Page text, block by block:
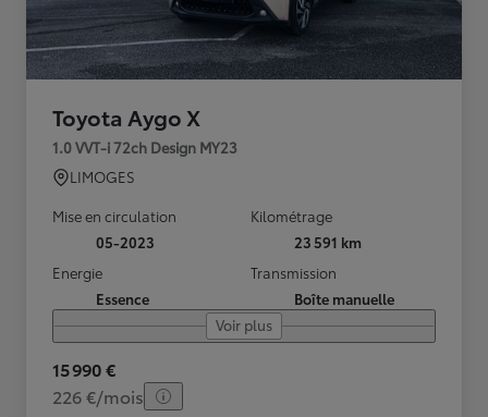
Toyota Aygo X
1.0 VVT-i 72ch Design MY23
LIMOGES
Mise en circulation
05-2023
Kilométrage
23 591 km
Energie
Essence
Transmission
Boîte manuelle
Voir plus
15 990 €
226 €/mois